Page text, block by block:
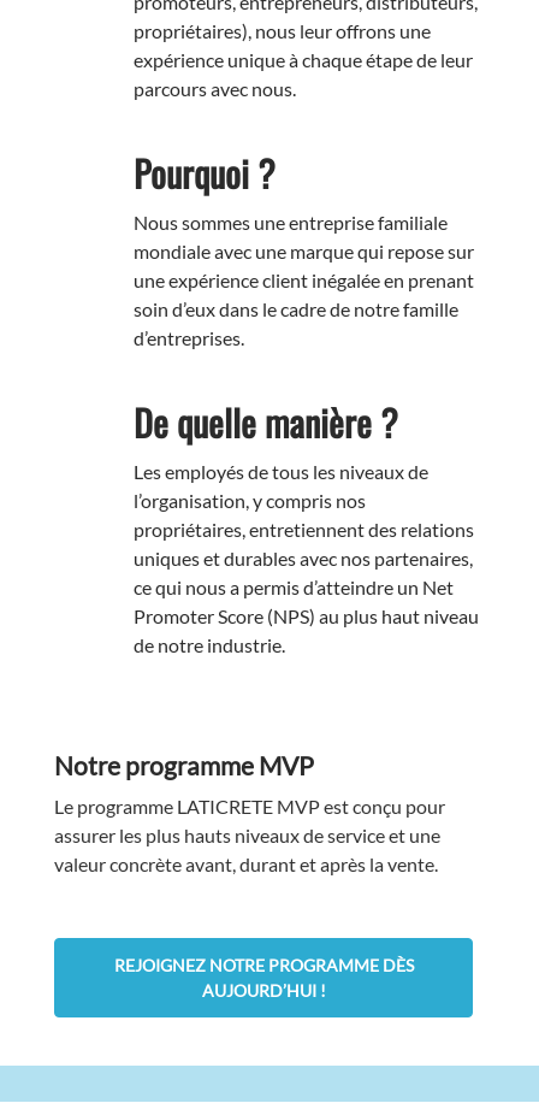
propriétaires), nous leur offrons une
expérience unique à chaque étape de leur
parcours avec nous.
Pourquoi ?
Nous sommes une entreprise familiale
mondiale avec une marque qui repose sur
une expérience client inégalée en prenant
soin d’eux dans le cadre de notre famille
d’entreprises.
De quelle manière ?
Les employés de tous les niveaux de
l’organisation, y compris nos
propriétaires, entretiennent des relations
uniques et durables avec nos partenaires,
ce qui nous a permis d’atteindre un Net
Promoter Score (NPS) au plus haut niveau
de notre industrie.
Notre programme MVP
Le programme LATICRETE MVP est conçu pour
assurer les plus hauts niveaux de service et une
valeur concrète avant, durant et après la vente.
REJOIGNEZ NOTRE PROGRAMME DÈS
AUJOURD’HUI !